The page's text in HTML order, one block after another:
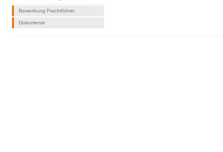
Bewerbung Frachtführer
Dokumente